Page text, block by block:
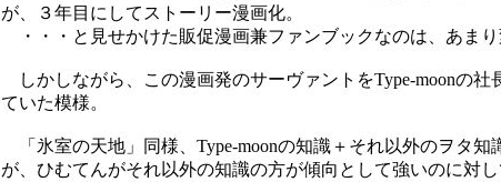
が、３年目にしてストーリー漫画化。
・・・と見せかけた販促漫画兼ファンブックなのは、あまり
しかしながら、この漫画発のサーヴァントをType-moonの
ていた模様。
「氷室の天地」同様、Type-moonの知識＋それ以外のヲタ
が、ひむてんがそれ以外の知識の方が傾向として強いのに対